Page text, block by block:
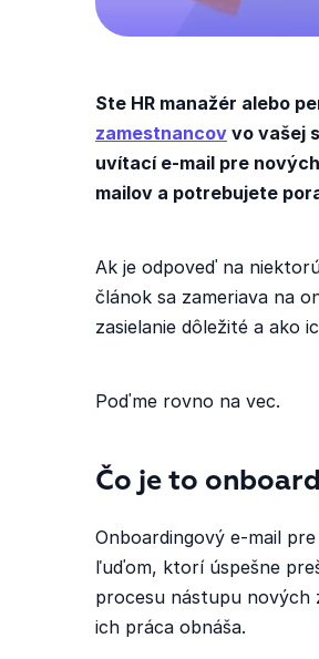
Ste HR manažér alebo
zamestnancov vo vašej
uvítací e-mail pre
mailov a potrebujete
Ak je odpoveď na
článok sa zameriava na
zasielanie dôležité a ako
Poďme rovno na vec.
Čo je to
Onboardingový e-mail
ľuďom, ktorí úspešne
procesu nástupu nových
ich práca obnáša.